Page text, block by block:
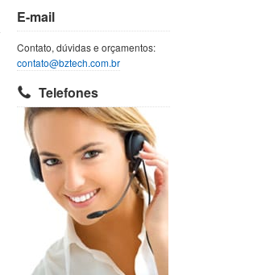
E-mail
Contato, dúvidas e orçamentos:
contato@bztech.com.br
Telefones